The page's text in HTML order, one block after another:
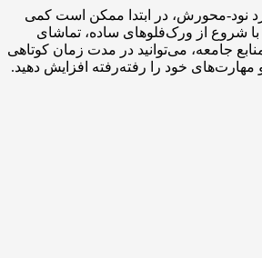
نود-محورش، در ابتدا ممکن است کمی
با شروع از ورک‌فلوهای ساده، تماشای
جامعه، می‌توانید در مدت زمان کوتاهی
مهارت‌های خود را رفته‌رفته افزایش دهید.